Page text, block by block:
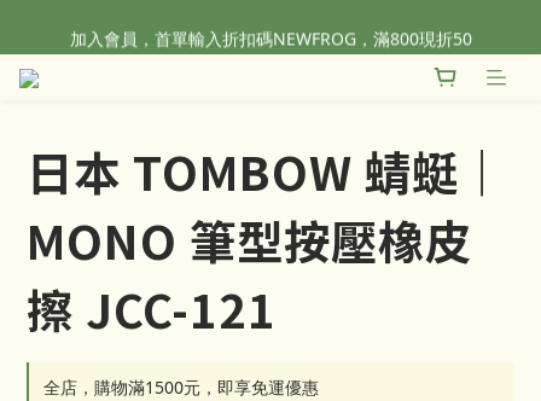
全站滿1500元免運！
加入會員，首單輸入折扣碼NEWFROG，滿800現折50
日本 TOMBOW 蜻蜓｜
MONO 筆型按壓橡皮
擦 JCC-121
全店，購物滿1500元，即享免運優惠